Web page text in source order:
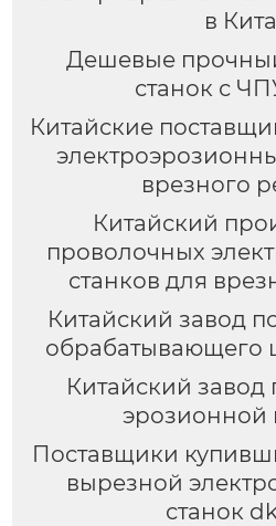
в
Дешевые
станок с
Китайские
врезного
Китайский
проволочных
станков для
Китайский завод
обрабатывающего
Китайский
Поставщики
вырезной
станок